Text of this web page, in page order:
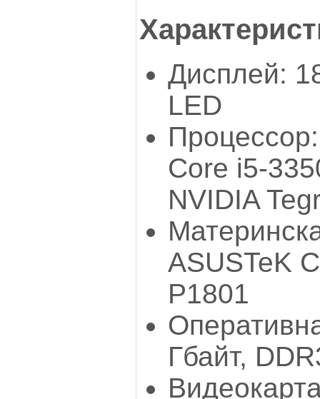
Дисплей:
LED
Core i5-
NVIDIA
ASUSTeK
Р1801
Гбайт,